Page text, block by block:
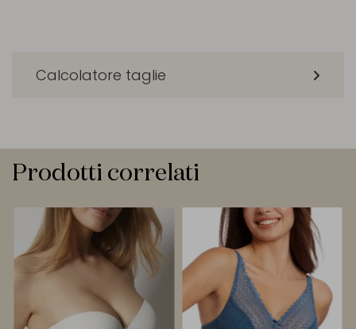
Calcolatore taglie
Prodotti correlati